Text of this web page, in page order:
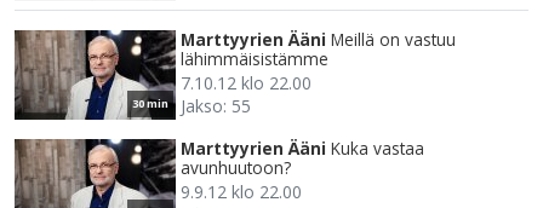
30 min
Marttyyrien Ääni Meillä on vastuu
lähimmäisistämme
7.10.12 klo 22.00
Jakso: 55
Marttyyrien Ääni Kuka vastaa
avunhuutoon?
9.9.12 klo 22.00